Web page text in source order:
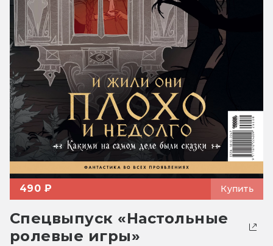
490 ₽ Купить
Спецвыпуск «Настольные
ролевые игры»